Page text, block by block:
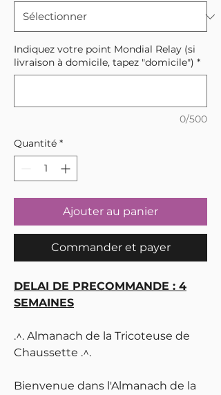
Indiquez votre point Mondial Relay (si
livraison à domicile, tapez "domicile") *
0/500
Quantité *
Ajouter au panier
Commander et payer
DELAI DE PRECOMMANDE : 4
SEMAINES
.^. Almanach de la Tricoteuse de
Chaussette .^.
Bienvenue dans l'Almanach de la